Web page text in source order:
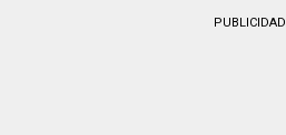
PUBLICIDAD